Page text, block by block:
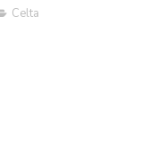
Celta